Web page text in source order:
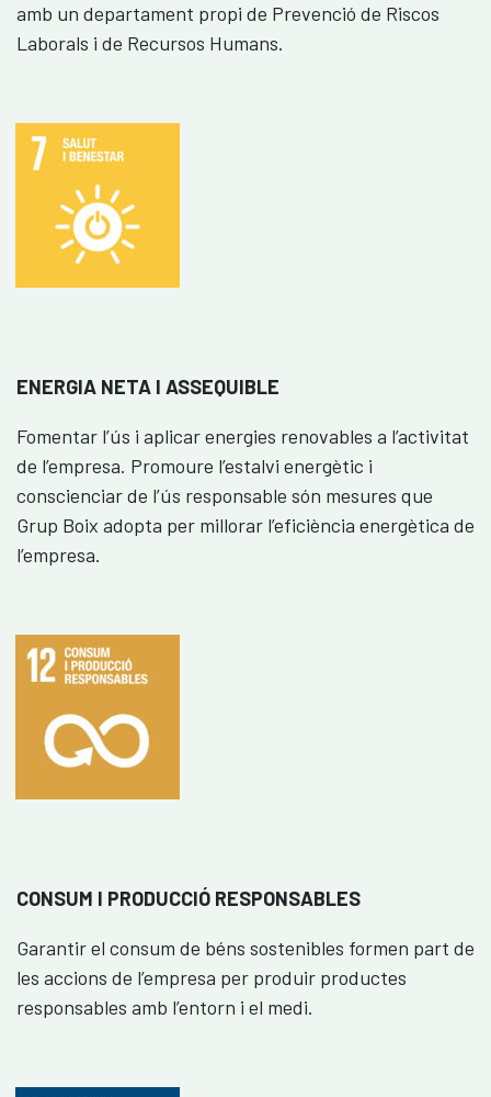
amb un departament propi de Prevenció de Riscos
Laborals i de Recursos Humans.
ENERGIA NETA I ASSEQUIBLE
Fomentar l’ús i aplicar energies renovables a l’activitat
de l’empresa. Promoure l’estalvi energètic i
conscienciar de l’ús responsable són mesures que
Grup Boix adopta per millorar l’eficiència energètica de
l’empresa.
CONSUM I PRODUCCIÓ RESPONSABLES
Garantir el consum de béns sostenibles formen part de
les accions de l’empresa per produir productes
responsables amb l’entorn i el medi.